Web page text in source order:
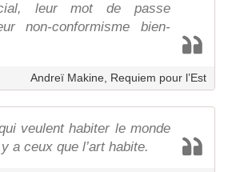
leur mot de passe
non-conformisme bien-
Andreï Makine, Requiem pour l’Est
veulent habiter le monde
a ceux que l’art habite.